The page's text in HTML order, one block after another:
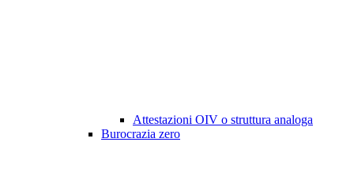
Attestazioni OIV o struttura analoga
Burocrazia zero